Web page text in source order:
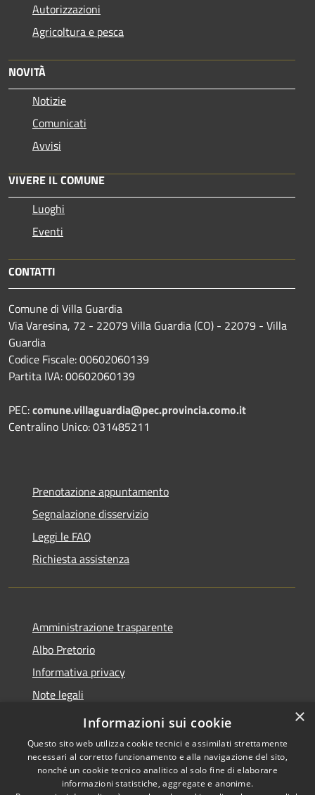
Autorizzazioni
Agricoltura e pesca
NOVITÀ
Notizie
Comunicati
Avvisi
VIVERE IL COMUNE
Luoghi
Eventi
CONTATTI
Comune di Villa Guardia
Via Varesina, 72 - 22079 Villa Guardia (CO) - 22079 - Villa
Guardia
Codice Fiscale: 00602060139
Partita IVA: 00602060139
PEC:comune.villaguardia@pec.provincia.como.it
Centralino Unico: 031485211
Prenotazione appuntamento
Segnalazione disservizio
Leggi le FAQ
Richiesta assistenza
Amministrazione trasparente
Albo Pretorio
Informativa privacy
Note legali
Dichiarazione di accessibilità
Copyright © 2026 • Comune di
×
Informazioni sui cookie
Questo sito web utilizza cookie tecnici e assimilati strettamente
necessari al corretto funzionamento e alla navigazione del sito,
nonché un cookie tecnico analitico al solo fine di elaborare
informazioni statistiche, aggregate e anonime.